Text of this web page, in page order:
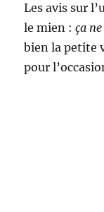
Les avis sur
le mien :ça
bien la petite
pour